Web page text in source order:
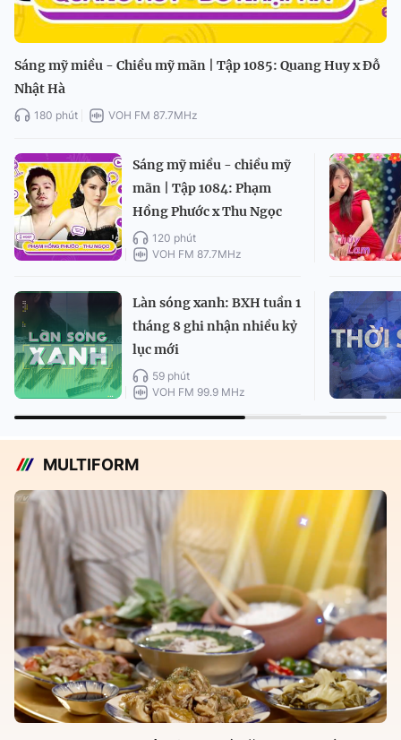
Sáng mỹ miều - Chiều mỹ mãn | Tập 1085: Quang Huy x Đỗ
Nhật Hà
180 phút VOH FM 87.7MHz
Sáng mỹ miều - chiều mỹ
mãn | Tập 1084: Phạm
Hồng Phước x Thu Ngọc
120 phút
VOH FM 87.7MHz
Làn sóng xanh: BXH tuần 1
tháng 8 ghi nhận nhiều kỷ
lục mới
59 phút
VOH FM 99.9 MHz
MULTIFORM